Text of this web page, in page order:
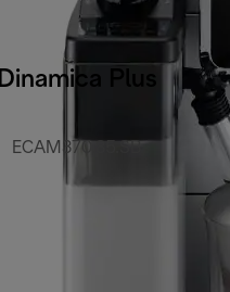
Dinamica Plus
ECAM370.85.SB